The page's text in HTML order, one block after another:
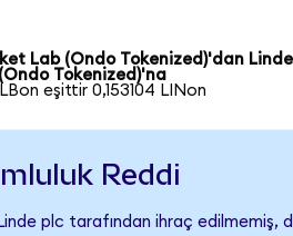
Lab (Ondo Tokenized)'dan Linde
Tokenized)'na
eşittir 0,153104 LINon
Reddi
plc tarafından ihraç edilmemiş,